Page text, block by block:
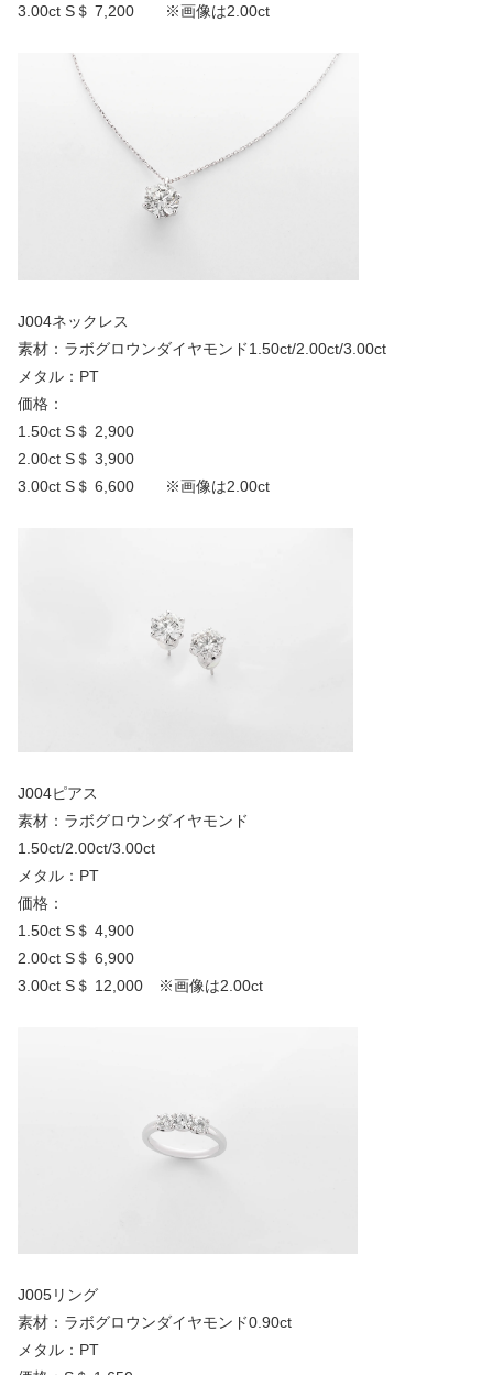
3.00ct S＄ 7,200 ※画像は2.00ct
J004ネックレス
素材：ラボグロウンダイヤモンド1.50ct/2.00ct/3.00ct
メタル：PT
価格：
1.50ct S＄ 2,900
2.00ct S＄ 3,900
3.00ct S＄ 6,600 ※画像は2.00ct
J004ピアス
素材：ラボグロウンダイヤモンド
1.50ct/2.00ct/3.00ct
メタル：PT
価格：
1.50ct S＄ 4,900
2.00ct S＄ 6,900
3.00ct S＄ 12,000 ※画像は2.00ct
J005リング
素材：ラボグロウンダイヤモンド0.90ct
メタル：PT